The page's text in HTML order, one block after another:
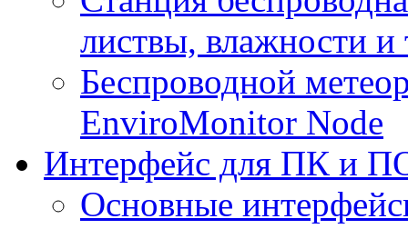
листвы, влажности
Беспроводной
EnviroMonitor Node
Интерфейс для ПК и
Основные